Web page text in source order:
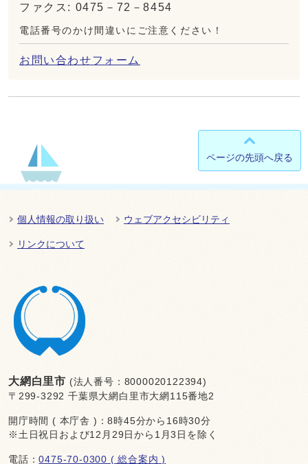
ファクス: 0475－72－8454
電話番号のかけ間違いにご注意ください！
お問い合わせフォーム
ページの先頭へ戻る
個人情報の取り扱い ウェブアクセシビリティ
リンクについて
大網白里市 (法人番号：8000020122394)
〒299-3292 千葉県大網白里市大網115番地2
開庁時間 ( 本庁舎 )：8時45分から16時30分
※土日祝日および12月29日から1月3日を除く
電話：0475-70-0300 ( 総合案内 )